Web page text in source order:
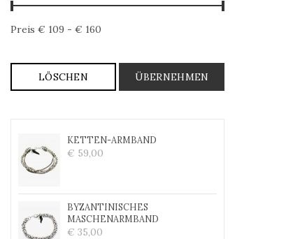
Preis € 109 - € 160
KETTEN-ARMBAND
€ 59,00
BYZANTINISCHES
MASCHENARMBAND
€ 35,00